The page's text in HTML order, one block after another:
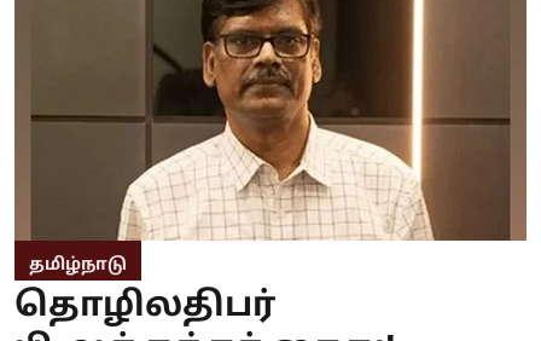
தமிழ்நாடு
தொழிலதிபர்